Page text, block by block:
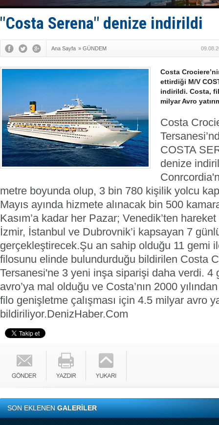
ASEAN ilk
İstanbul
"Costa Serena" denize indirildi
Ana Sayfa » GÜNDEM
Costa
ettirdiği M/V
indirildi. Costa,
milyar Avro
Costa
COSTA
denize
metre boyunda olup, 3 bin 780 kişilik yolcu
Mayıs ayında hizmete alınacak bin 500
Kasım’a kadar her Pazar; Venedik’ten
İzmir, İstanbul ve Dubrovnik’i kapsayan 7
gerçekleştirecek.Şu an sahip olduğu 11 gemi
filosunu elinde bulundurduğu bildirilen Costa
Tersanesi'ne 3 yeni inşa siparişi daha verdi. 4
avro’ya mal olduğu ve Costa’nın 2000
filo genişletme çalışması için 4.5 milyar avro
bildiriliyor.DenizHaber.Com
SON EKLENENGALERİLER